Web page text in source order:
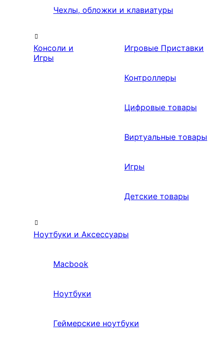
Чехлы, обложки и клавиатуры
Консоли и
Игры
Игровые Приставки
Контроллеры
Цифровые товары
Виртуальные товары
Игры
Детские товары
Ноутбуки и Аксессуары
Macbook
Ноутбуки
Геймерские ноутбуки